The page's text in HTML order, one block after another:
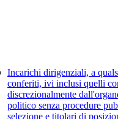
Incarichi dirigenziali, a
conferiti, ivi inclusi quelli
discrezionalmente
politico senza procedure
selezione e titolari di